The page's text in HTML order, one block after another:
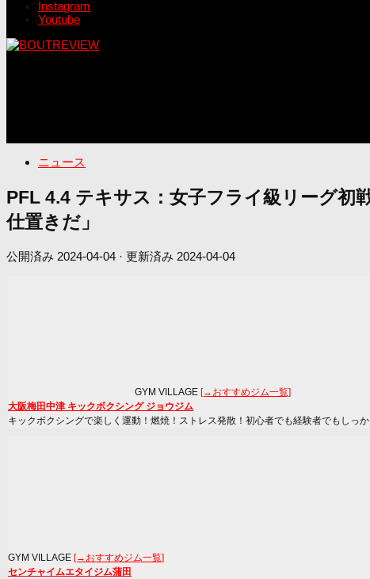
Instagram
Youtube
ニュース
PFL 4.4 テキサス：女子フライ級リーグ初
仕置きだ」
公開済み 2024-04-04 · 更新済み 2024-04-04
GYM VILLAGE [→おすすめジム一覧]
大阪梅田中津 キックボクシング ジョウジム
キックボクシングで楽しく運動！燃焼！ストレス発散！初心者でも経験者でもしっ
GYM VILLAGE [→おすすめジム一覧]
センチャイムエタイジム蒲田